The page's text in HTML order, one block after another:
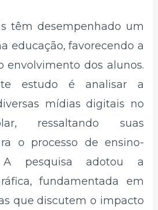
têm desempenhado um
educação, favorecendo a
envolvimento dos alunos.
estudo é analisar a
mídias digitais no
ressaltando suas
o processo de ensino-
A pesquisa adotou a
fundamentada em
que discutem o impacto